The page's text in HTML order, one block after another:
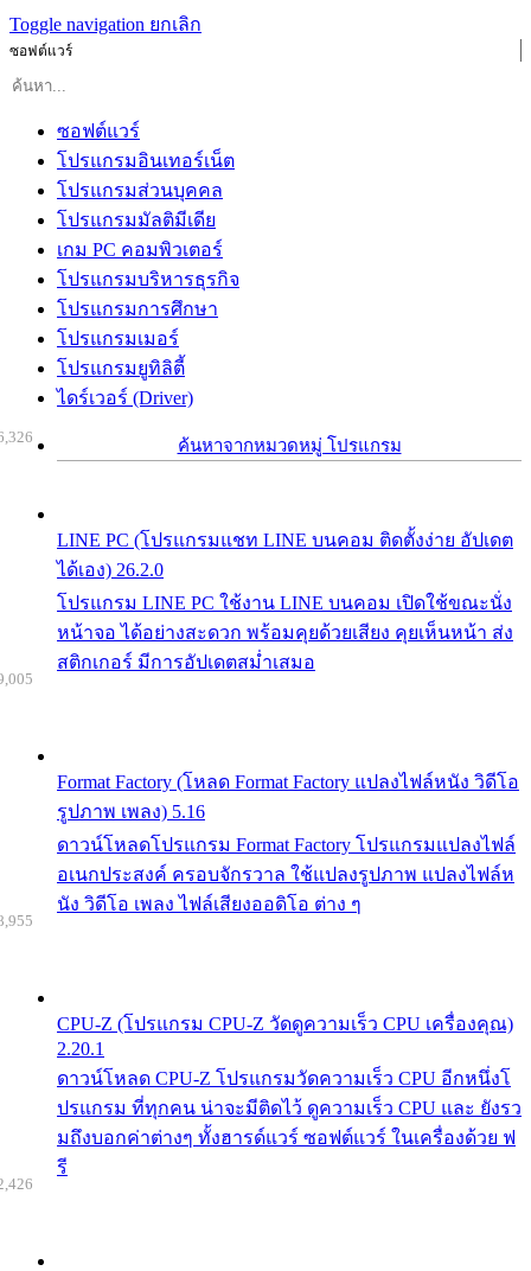
Toggle navigation ยกเลิก
ซอฟต์แวร์
ซอฟต์แวร์
โปรแกรมอินเทอร์เน็ต
โปรแกรมส่วนบุคคล
โปรแกรมมัลติมีเดีย
เกม PC คอมพิวเตอร์
โปรแกรมบริหารธุรกิจ
โปรแกรมการศึกษา
โปรแกรมเมอร์
โปรแกรมยูทิลิตี้
ไดร์เวอร์ (Driver)
ค้นหาจากหมวดหมู่ โปรแกรม
LINE PC (โปรแกรมแชท LINE บนคอม ติดตั้งง่าย อัปเดต
ได้เอง) 26.2.0
โปรแกรม LINE PC ใช้งาน LINE บนคอม เปิดใช้ขณะนั่ง
หน้าจอ ได้อย่างสะดวก พร้อมคุยด้วยเสียง คุยเห็นหน้า ส่ง
สติกเกอร์ มีการอัปเดตสม่ำเสมอ
Format Factory (โหลด Format Factory แปลงไฟล์หนัง วิดีโอ
รูปภาพ เพลง) 5.16
ดาวน์โหลดโปรแกรม Format Factory โปรแกรมแปลงไฟล์
อเนกประสงค์ ครอบจักรวาล ใช้แปลงรูปภาพ แปลงไฟล์ห
นัง วิดีโอ เพลง ไฟล์เสียงออดิโอ ต่าง ๆ
CPU-Z (โปรแกรม CPU-Z วัดดูความเร็ว CPU เครื่องคุณ)
2.20.1
ดาวน์โหลด CPU-Z โปรแกรมวัดความเร็ว CPU อีกหนึ่งโ
ปรแกรม ที่ทุกคน น่าจะมีติดไว้ ดูความเร็ว CPU และ ยังรว
มถึงบอกค่าต่างๆ ทั้งฮารด์แวร์ ซอฟต์แวร์ ในเครื่องด้วย ฟ
รี